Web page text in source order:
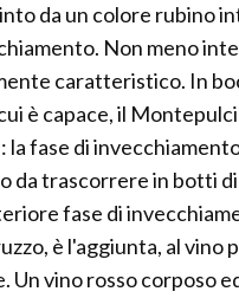
da un colore rubino
Non meno
caratteristico. In
è capace, il
fase di
da trascorrere in botti
fase di
è l'aggiunta, al
Un vino rosso corposo